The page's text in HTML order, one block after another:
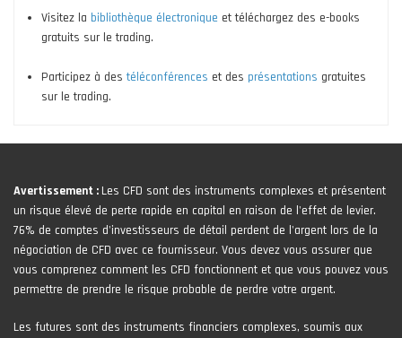
Visitez la bibliothèque électronique et téléchargez des e-books
gratuits sur le trading.
Participez à destéléconférences et des présentations gratuites
sur le trading.
Avertissement : Les CFD sont des instruments complexes et présentent
un risque élevé de perte rapide en capital en raison de l'effet de levier.
76% de comptes d'investisseurs de détail perdent de l'argent lors de la
négociation de CFD avec ce fournisseur. Vous devez vous assurer que
vous comprenez comment les CFD fonctionnent et que vous pouvez vous
permettre de prendre le risque probable de perdre votre argent.
Les futures sont des instruments financiers complexes, soumis aux